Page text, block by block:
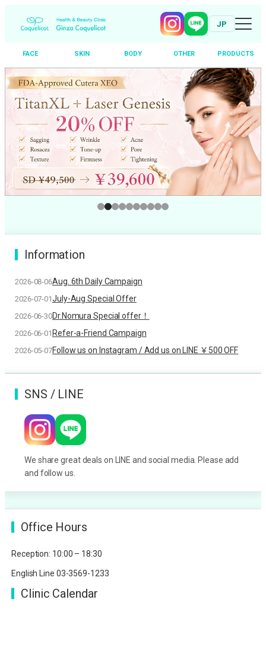
JP
FACE SKIN BODY OTHER PRODUCTS
Skip
to
content
Information
Aug. 6th Daily Campaign
2026-08-06
July-Aug Special Offer
2026-07-01
Dr.Nomura Special offer！
2026-06-30
Refer-a-Friend Campaign
2026-06-01
Follow us on Instagram / Add us on LINE ￥500 OFF
2026-05-07
SNS / LINE
We share great deals on LINE and social media. Please add
and follow us.
Office Hours
Reception: 10:00 – 18:30
English Line 03-3569-1233
Clinic Calendar